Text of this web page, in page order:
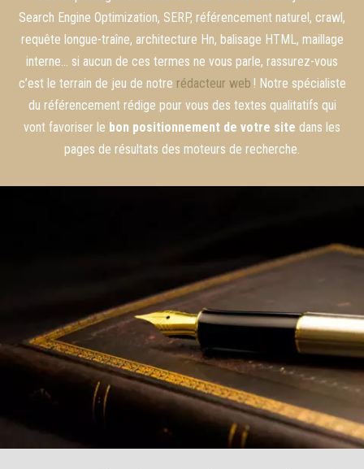
Search Engine Optimization, SERP, référencement naturel, crawl,
requête longue-traîne, architecture Hn, balisage HTML, maillage
interne… si aucun de ces termes ne vous parle, rassurez-vous
c’est le terrain de jeu de notre rédacteur web ! Notre spécialiste
du référencement rédige pour vous des textes qualitatifs qui
vont favoriser le bon positionnement de votre site dans les
pages de résultats des moteurs de recherche.